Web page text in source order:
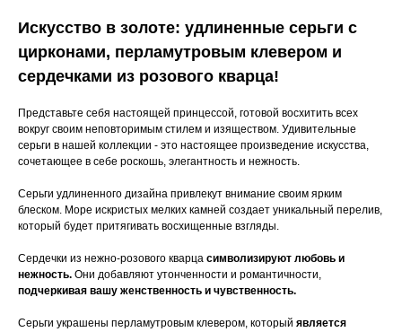
Искусство в золоте: удлиненные серьги с
цирконами, перламутровым клевером и
сердечками из розового кварца!
Представьте себя настоящей принцессой, готовой восхитить всех
вокруг своим неповторимым стилем и изяществом. Удивительные
серьги в нашей коллекции - это настоящее произведение искусства,
сочетающее в себе роскошь, элегантность и нежность.
Серьги удлиненного дизайна привлекут внимание своим ярким
блеском. Море искристых мелких камней создает уникальный перелив,
который будет притягивать восхищенные взгляды.
Сердечки из нежно-розового кварца символизируют любовь и
нежность. Они добавляют утонченности и романтичности,
подчеркивая вашу женственность и чувственность.
Серьги украшены перламутровым клевером, который является